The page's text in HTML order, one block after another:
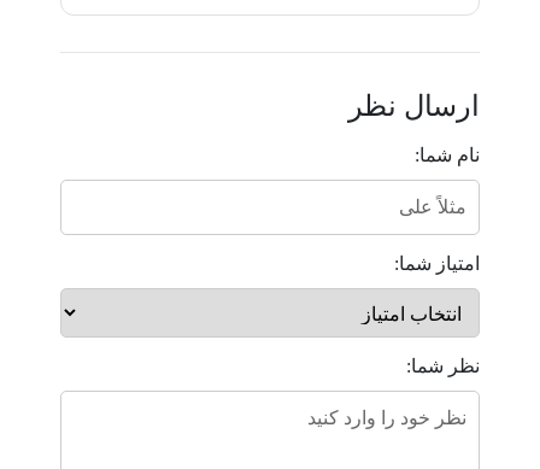
ارسال نظر
نام شما:
امتیاز شما:
نظر شما: